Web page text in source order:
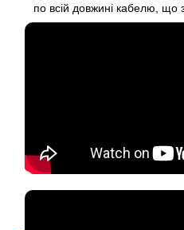
по всій довжині кабелю, що